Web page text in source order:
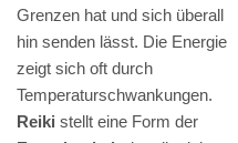
Grenzen hat und sich überall
hin senden lässt. Die Energie
zeigt sich oft durch
Temperaturschwankungen.
Reiki stellt eine Form der